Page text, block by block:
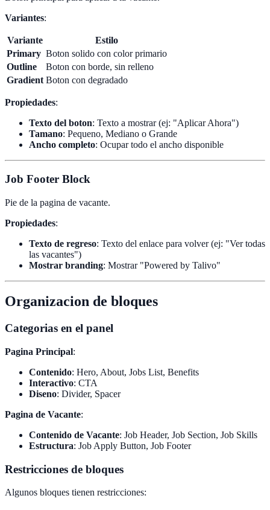
Variantes:
Variante
Estilo
Primary Boton solido con color primario
Outline
Boton con borde, sin relleno
Gradient Boton con degradado
Propiedades:
Texto del boton: Texto a mostrar (ej: "Aplicar Ahora")
Tamano: Pequeno, Mediano o Grande
Ancho completo: Ocupar todo el ancho disponible
Job Footer Block
Pie de la pagina de vacante.
Propiedades:
Texto de regreso: Texto del enlace para volver (ej: "Ver todas
las vacantes")
Mostrar branding: Mostrar "Powered by Talivo"
Organizacion de bloques
Categorias en el panel
Pagina Principal:
Contenido: Hero, About, Jobs List, Benefits
Interactivo: CTA
Diseno: Divider, Spacer
Pagina de Vacante:
Contenido de Vacante: Job Header, Job Section, Job Skills
Estructura: Job Apply Button, Job Footer
Restricciones de bloques
Algunos bloques tienen restricciones: